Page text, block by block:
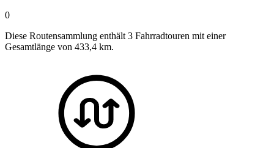
0
Diese Routensammlung enthält 3 Fahrradtouren mit einer
Gesamtlänge von 433,4 km.